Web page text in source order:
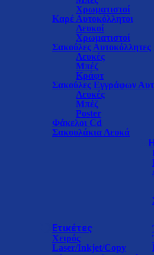
Xρωματιστοί
Καρέ Αυτοκόλλητοι
Λευκοί
Χρωματιστοί
Σακούλες Αυτοκόλλητες
Λευκές
Μπέζ
Κράφτ
Σακούλες Εγγράφων
Λευκές
Μπέζ
Poster
Φάκελοι Cd
Σακουλάκια Λευκά
Ετικέτες
Χειρός
Laser/Inkjet/Copy